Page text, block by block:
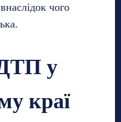
чого
у
краї